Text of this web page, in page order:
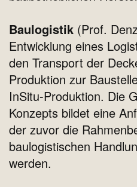
Baulogistik (Prof.
Entwicklung eines
den Transport der
Produktion zur
InSitu-Produktion. Die
Konzepts bildet eine
der zuvor die
baulogistischen
werden.